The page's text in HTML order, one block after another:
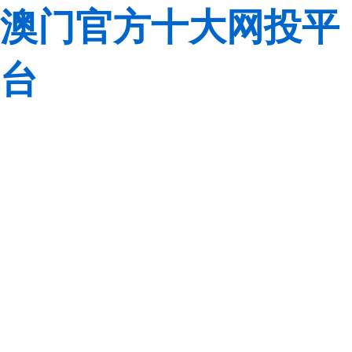
澳门官方十大网投平
台